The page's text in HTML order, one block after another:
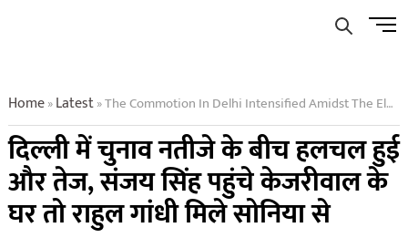
Menu
Home»Latest»The Commotion In Delhi Intensified Amidst The Election Results
दिल्ली में चुनाव नतीजे के बीच हलचल हुई
और तेज, संजय सिंह पहुंचे केजरीवाल के
घर तो राहुल गांधी मिले सोनिया से